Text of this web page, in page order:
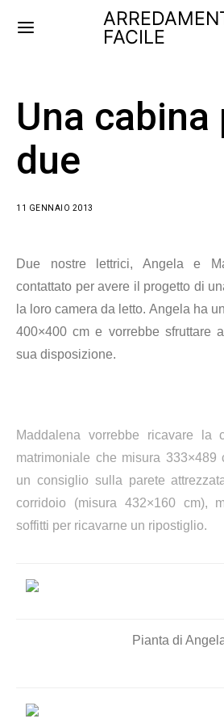
FACILE
Una cabina
due
11 GENNAIO 2013
Due nostre lettrici, Angela e
contattato per avere il progetto di
la loro camera da letto. Angela ha
400×400 cm e vorrebbe sfruttare
sua disposizione.
Maddalena vorrebbe ricavare la
matrimoniale che misura 333×489
un consiglio sulla parete
corridoio (misura 432×160 cm),
soffitti per ricavarne un ripostiglio.
Pianta di